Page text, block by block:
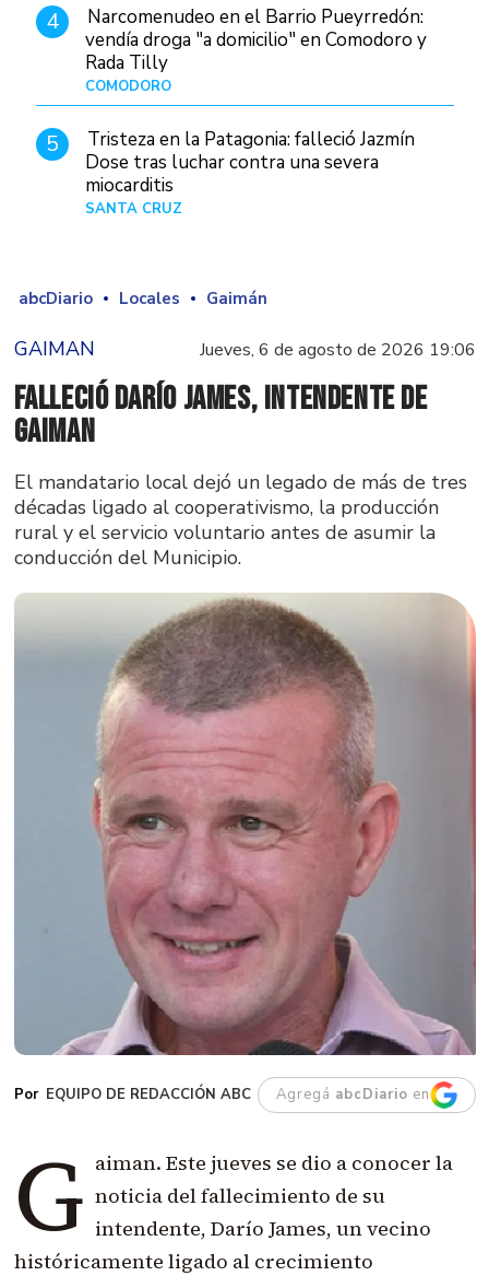
4
Narcomenudeo en el Barrio Pueyrredón:
vendía droga "a domicilio" en Comodoro y
Rada Tilly
COMODORO
5
Tristeza en la Patagonia: falleció Jazmín
Dose tras luchar contra una severa
miocarditis
SANTA CRUZ
abcDiario Locales Gaimán
GAIMAN Jueves, 6 de agosto de 2026 19:06
Falleció Darío James, intendente de
Gaiman
El mandatario local dejó un legado de más de tres
décadas ligado al cooperativismo, la producción
rural y el servicio voluntario antes de asumir la
conducción del Municipio.
EQUIPO DE REDACCIÓN ABC Agregá abcDiario en
G aiman. Este jueves se dio a conocer la
noticia del fallecimiento de su
intendente, Darío James, un vecino
históricamente ligado al crecimiento